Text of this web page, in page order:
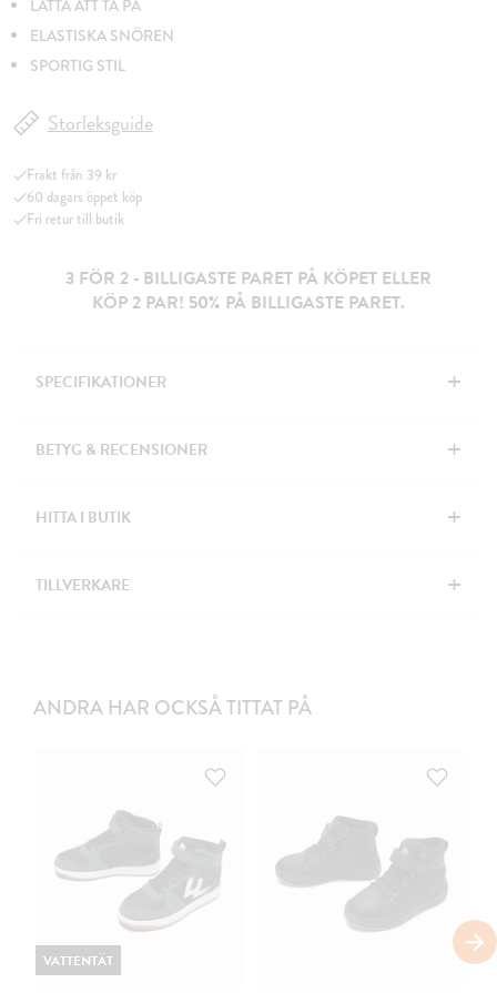
LÄTTA ATT TA PÅ
ELASTISKA SNÖREN
SPORTIG STIL
Storleksguide
Frakt från 39 kr
60 dagars öppet köp
Fri retur till butik
3 FÖR 2 - BILLIGASTE PARET PÅ KÖPET ELLER
KÖP 2 PAR! 50% PÅ BILLIGASTE PARET.
SPECIFIKATIONER +
BETYG & RECENSIONER +
HITTA I BUTIK +
TILLVERKARE +
ANDRA HAR OCKSÅ TITTAT PÅ
VATTENTÄT